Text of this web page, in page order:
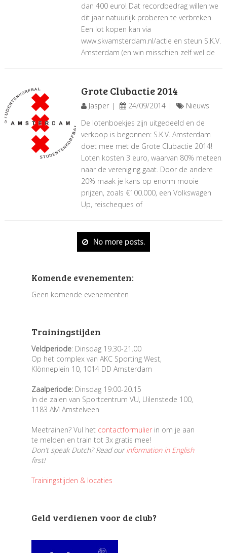
dan 400 euro! Dat recordbedrag willen we
dit jaar natuurlijk proberen te verbreken.
Een lot kopen kan via
www.skvamsterdam.nl/actie en steun S.K.V.
Amsterdam (en win misschien zelf wel de
Grote Clubactie 2014
Jasper 24/09/2014
Nieuws
De lotenboekjes zijn uitgedeeld en de
verkoop is begonnen: S.K.V. Amsterdam
doet mee met de Grote Clubactie 2014!
Loten kosten 3 euro, waarvan 80% meteen
naar de vereniging gaat. Door de andere
20% maak je kans op enorm mooie
prijzen, zoals €100.000, een Volkswagen
Up, reischeques of
No more posts.
Komende evenementen:
Geen komende evenementen
Trainingstijden
Veldperiode: Dinsdag 19.30-21.00
Op het complex van AKC Sporting West,
Klönneplein 10, 1014 DD Amsterdam
Zaalperiode:Dinsdag 19:00-20.15
In de zalen van Sportcentrum VU, Uilenstede 100,
1183 AM Amstelveen
Meetrainen? Vul het contactformulierin om je aan
te melden en train tot 3x gratis mee!
Don't speak Dutch? Read ourinformation in English
first!
Trainingstijden & locaties
Geld verdienen voor de club?